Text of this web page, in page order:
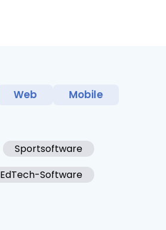
Web Mobile
Sportsoftware
EdTech-Software